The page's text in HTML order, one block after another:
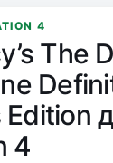
4
The
4